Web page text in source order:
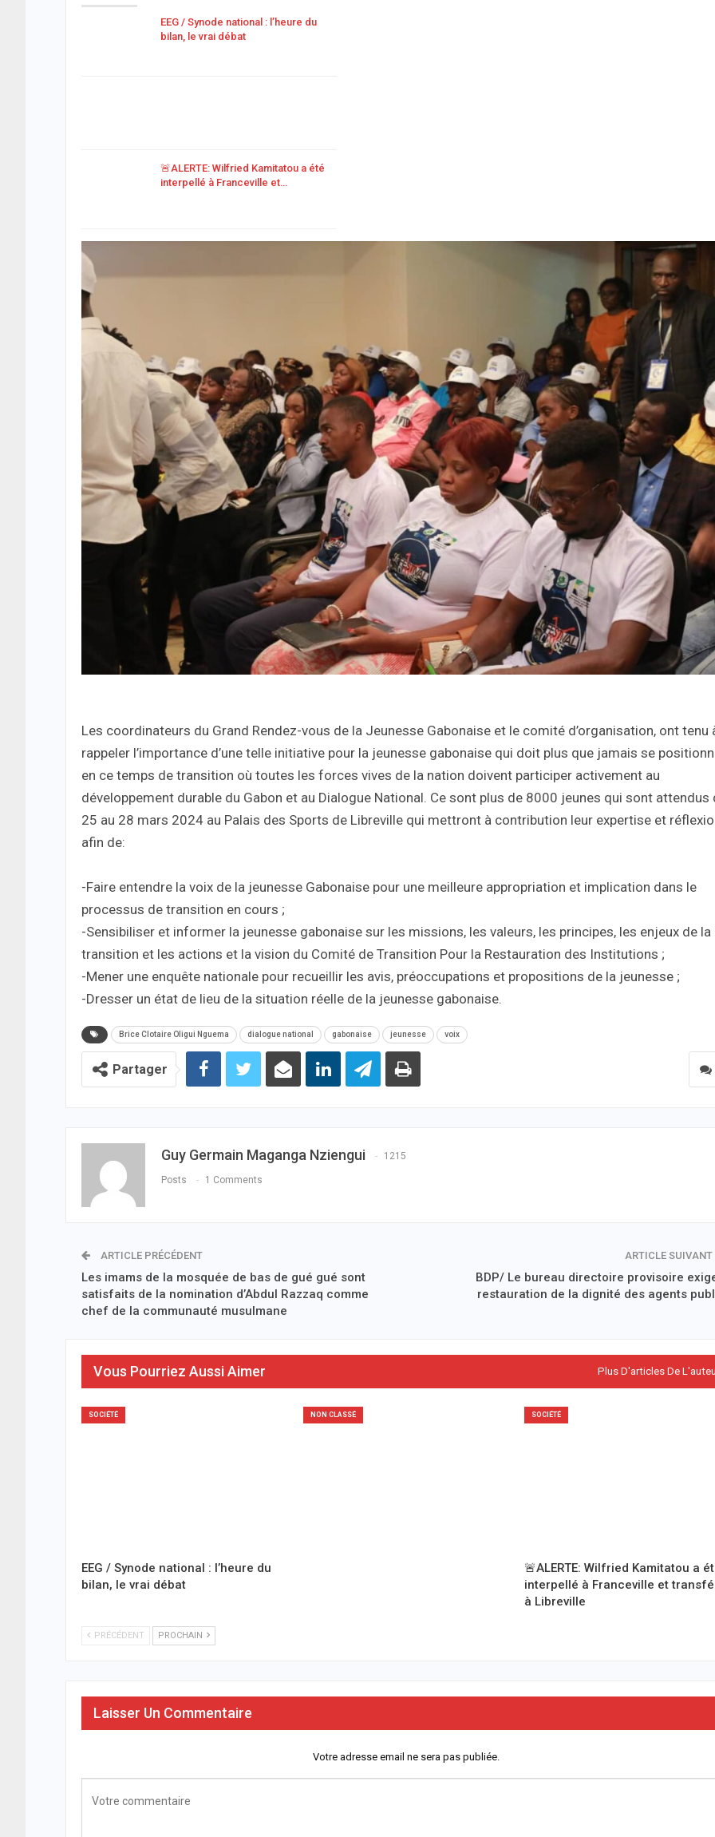
EEG / Synode national : l’heure du
bilan, le vrai débat
🚨ALERTE: Wilfried Kamitatou a été
interpellé à Franceville et…
Les coordinateurs du Grand Rendez-vous de la Jeunesse Gabonaise et le comité d’organisation, ont tenu
rappeler l’importance d’une telle initiative pour la jeunesse gabonaise qui doit plus que jamais se
en ce temps de transition où toutes les forces vives de la nation doivent participer activement au
développement durable du Gabon et au Dialogue National. Ce sont plus de 8000 jeunes qui sont attendus
25 au 28 mars 2024 au Palais des Sports de Libreville qui mettront à contribution leur expertise et
afin de:
-Faire entendre la voix de la jeunesse Gabonaise pour une meilleure appropriation et implication dans le
processus de transition en cours ;
-Sensibiliser et informer la jeunesse gabonaise sur les missions, les valeurs, les principes, les enjeux de la
transition et les actions et la vision du Comité de Transition Pour la Restauration des Institutions ;
-Mener une enquête nationale pour recueillir les avis, préoccupations et propositions de la jeunesse ;
-Dresser un état de lieu de la situation réelle de la jeunesse gabonaise.
Brice Clotaire Oligui Nguema dialogue national gabonaise jeunesse voix
Partager
Guy Germain Maganga Nziengui 1215
Posts 1 Comments
ARTICLE PRÉCÉDENT
Les imams de la mosquée de bas de gué gué sont
satisfaits de la nomination d’Abdul Razzaq comme
chef de la communauté musulmane
ARTICLE SUIVANT
BDP/ Le bureau directoire provisoire
restauration de la dignité des agents
Vous Pourriez Aussi Aimer Plus D'articles De
SOCIÉTÉ
EEG / Synode national : l’heure du
bilan, le vrai débat
NON CLASSÉ SOCIÉTÉ
🚨ALERTE: Wilfried Kamitatou a
interpellé à Franceville et
à Libreville
PRÉCÉDENT PROCHAIN
Laisser Un Commentaire
Votre adresse email ne sera pas publiée.